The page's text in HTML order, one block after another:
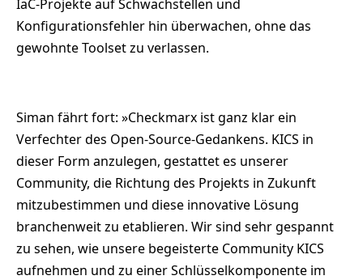
IaC-Projekte auf Schwachstellen und
Konfigurationsfehler hin überwachen, ohne das
gewohnte Toolset zu verlassen.
Siman fährt fort: »Checkmarx ist ganz klar ein
Verfechter des Open-Source-Gedankens. KICS in
dieser Form anzulegen, gestattet es unserer
Community, die Richtung des Projekts in Zukunft
mitzubestimmen und diese innovative Lösung
branchenweit zu etablieren. Wir sind sehr gespannt
zu sehen, wie unsere begeisterte Community KICS
aufnehmen und zu einer Schlüsselkomponente im